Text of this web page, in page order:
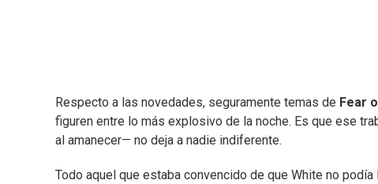
Respecto a las novedades, seguramente temas de Fear
figuren entre lo más explosivo de la noche. Es que ese
al amanecer— no deja a nadie indiferente.
Todo aquel que estaba convencido de que White no